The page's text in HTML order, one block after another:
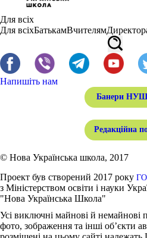
Для всіх
Для всіхБатькамВчителям
Напишіть нам
Банери НУШ
Редакційна
© Нова Українська школа, 2017
Проект був створений 2017 року ГО
з Міністерством освіти і науки
"Нова Українська Школа"
Усі виключні майнові й немайнові
фото, зображення та інші об’єкти